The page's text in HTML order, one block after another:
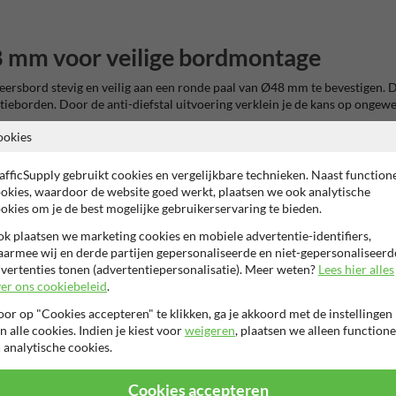
voor veilige bordmontage
stevig en veilig aan een ronde paal van Ø48 mm te bevestigen.
Door de anti-diefstal uitvoering verklein je de kans op
schoolterreinen, zorglocaties, VvE-terreinen en openbare
Ø48 mmwanneer je meerdere varianten wilt vergelijken.
voor langdurig buitengebruik. Je kiest uit verschillende
montage met dopsleutel of accuschroef. Zoek je meteen een
verkeersbordbeugel Ø48mm
48 mm.
gebruikt cookies en vergelijkbare technieken. Naast
waardoor de website goed werkt, plaatsen we ook analytische
om je de best mogelijke gebruikerservaring te bieden.
plaatsen we marketing cookies en mobiele advertentie-identifiers,
wij en derde partijen gepersonaliseerde en niet-
tonen (advertentiepersonalisatie). Meer weten? Lees hier alles
ons cookiebeleid.
op "Cookies accepteren" te klikken, ga je akkoord met de instellingen
alle cookies. Indien je kiest voorweigeren, plaatsen we alleen
analytische cookies.
Cookies accepteren